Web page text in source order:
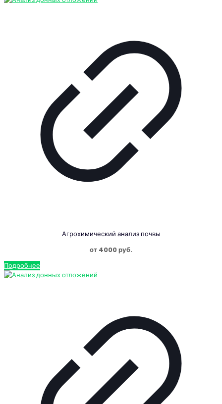
Агрохимический анализ почвы
от 4000 руб.
Подробнее